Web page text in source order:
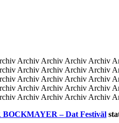
Archiv Archiv Archiv
Archiv Archiv Archiv
Archiv Archiv Archiv
Archiv Archiv Archiv
Archiv Archiv Archiv Archiv
– Dat Festiväl